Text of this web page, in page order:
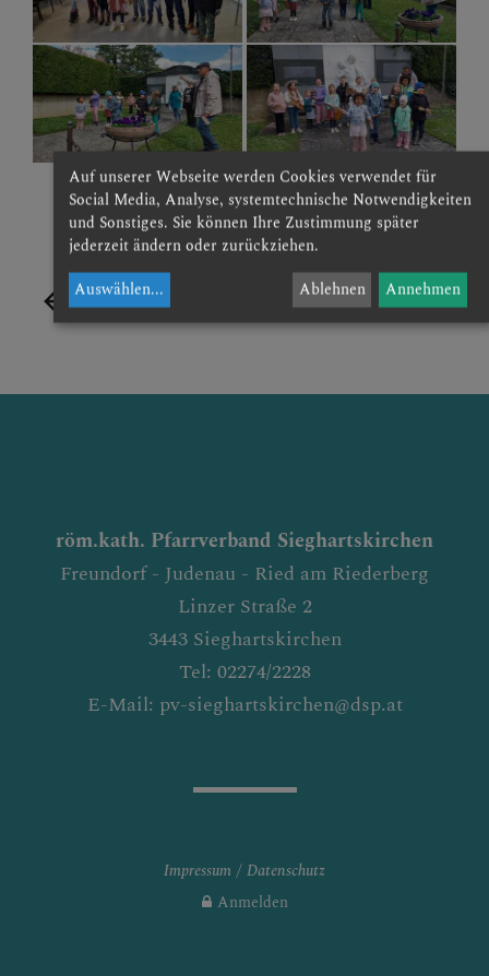
zurück
röm.kath. Pfarrverband Sieghartskirchen
Freundorf - Judenau - Ried am Riederberg
Linzer Straße 2
3443 Sieghartskirchen
Tel: 02274/2228
E-Mail: pv-sieghartskirchen@dsp.at
Impressum
Datenschutz
Anmelden
Auf unserer Webseite werden Cookies verwendet für
Social Media, Analyse, systemtechnische Notwendigkeiten
und Sonstiges. Sie können Ihre Zustimmung später
jederzeit ändern oder zurückziehen.
Auswählen... Ablehnen Annehmen